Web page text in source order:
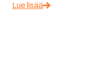
Lue lisää